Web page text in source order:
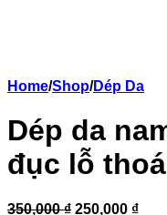
Home/Shop/Dép Da
Dép da
đục lỗ
350,000 ₫ 250,000 ₫